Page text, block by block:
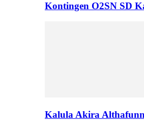
Kontingen O2SN SD
Kalula Akira